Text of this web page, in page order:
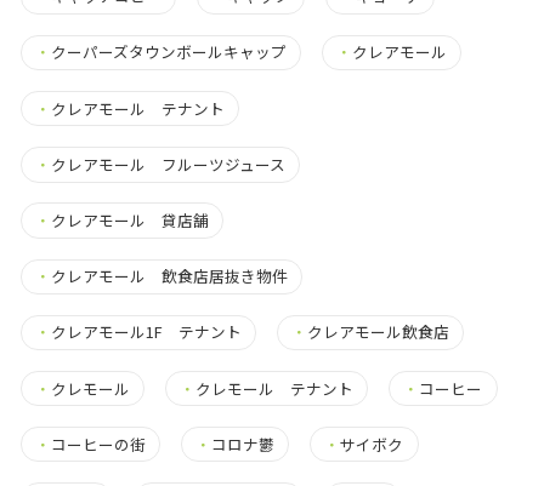
・ クーパーズタウンボールキャップ ・ クレアモール
・ クレアモール テナント
・ クレアモール フルーツジュース
・ クレアモール 貸店舗
・ クレアモール 飲食店居抜き物件
・ クレアモール1F テナント ・ クレアモール飲食店
・ クレモール ・ クレモール テナント ・ コーヒー
・ コーヒーの街 ・ コロナ鬱 ・サイボク